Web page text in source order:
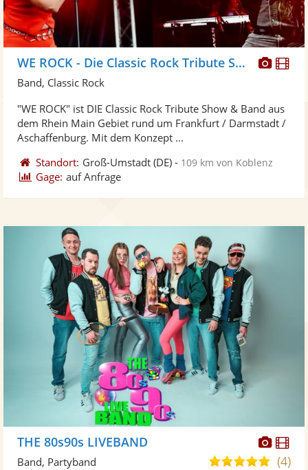
Fotos
WE ROCK - Die Classic Rock Tribute Show
Band, Classic Rock
"WE ROCK" ist DIE Classic Rock Tribute Show & Band aus
dem Rhein Main Gebiet rund um Frankfurt / Darmstadt /
Aschaffenburg. Mit dem Konzept ...
Standort: Groß-Umstadt (DE) - 109 km von Koblenz
Gage: auf Anfrage
THE 80s90s LIVEBAND
5,0(4)
Band, Partyband